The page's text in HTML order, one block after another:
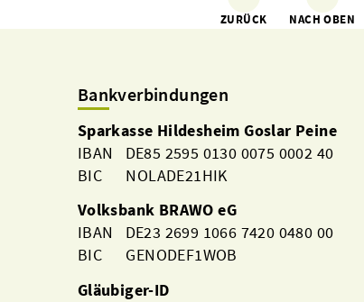
ZURÜCK NACH OBEN
Bankverbindungen
Sparkasse Hildesheim Goslar Peine
IBAN DE85 2595 0130 0075 0002 40
BIC NOLADE21HIK
Volksbank BRAWO eG
IBAN DE23 2699 1066 7420 0480 00
BIC GENODEF1WOB
Gläubiger-ID